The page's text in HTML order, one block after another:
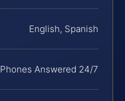
English, Spanish
Phones Answered 24/7